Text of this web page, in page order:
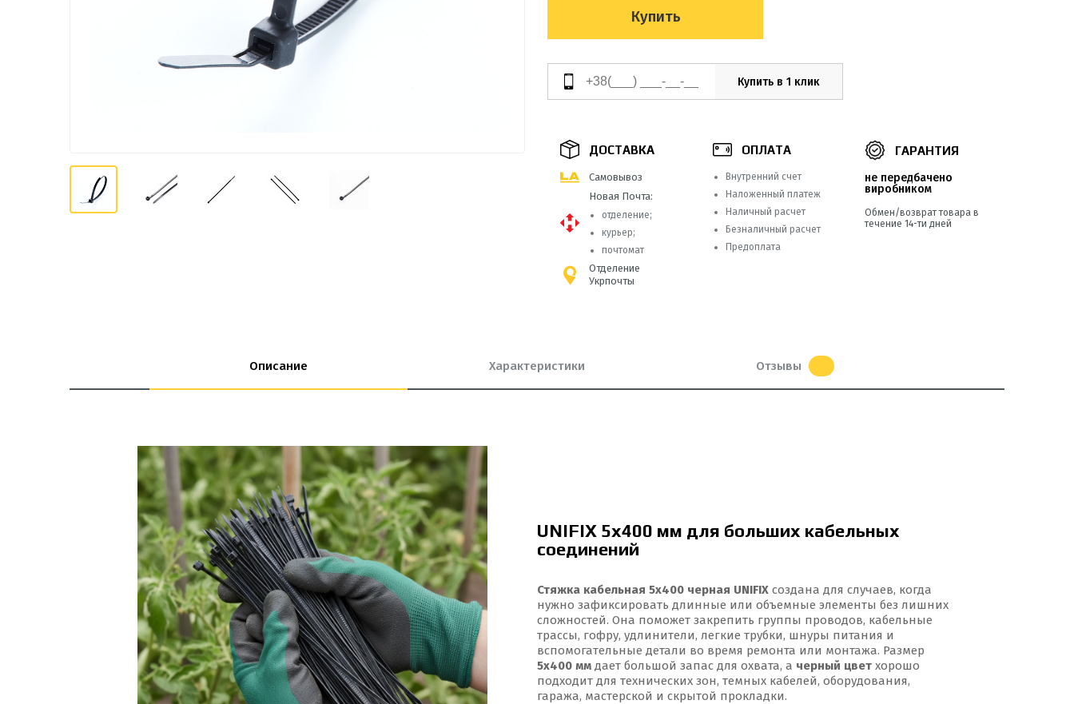
4*350 мм 4*370 мм
5*350 мм 5*400 мм 5*500 мм
8*400 мм 8х400 мм
9*650 мм 9*1000 мм
Купить
Купить в 1 клик
ДОСТАВКА
Самовывоз
Новая Почта:
отделение;
курьер;
почтомат
Отделение
Укрпочты
ОПЛАТА
Внутренний счет
Наложенный платеж
Наличный расчет
Безналичный расчет
Предоплата
ГАРАНТИЯ
не передбачено
виробником
Обмен/возврат товара в
течение 14-ти дней
Описание Характеристики Отзывы
UNIFIX 5x400 мм для больших кабельных
соединений
Стяжка кабельная 5x400 черная UNIFIX создана для случаев, когда
нужно зафиксировать длинные или объемные элементы без лишних
сложностей. Она поможет закрепить группы проводов, кабельные
трассы, гофру, удлинители, легкие трубки, шнуры питания и
вспомогательные детали во время ремонта или монтажа. Размер
5x400 мм дает большой запас для охвата, а черный цвет хорошо
подходит для технических зон, темных кабелей, оборудования,
гаража, мастерской и скрытой прокладки.